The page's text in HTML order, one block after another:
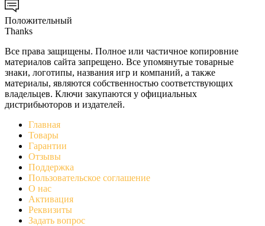
Положительный
Thanks
Все права защищены. Полное или частичное копировние
материалов сайта запрещено. Все упомянутые товарные
знаки, логотипы, названия игр и компаний, а также
материалы, являются собственностью соответствующих
владельцев. Ключи закупаются у официальных
дистрибьюторов и издателей.
Главная
Товары
Гарантии
Отзывы
Поддержка
Пользовательское соглашение
О нас
Активация
Реквизиты
Задать вопрос